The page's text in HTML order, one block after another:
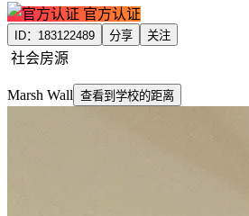
官方认证
ID： 183122489 分享 关注
社会房源
Marsh Wall 查看到学校的距离